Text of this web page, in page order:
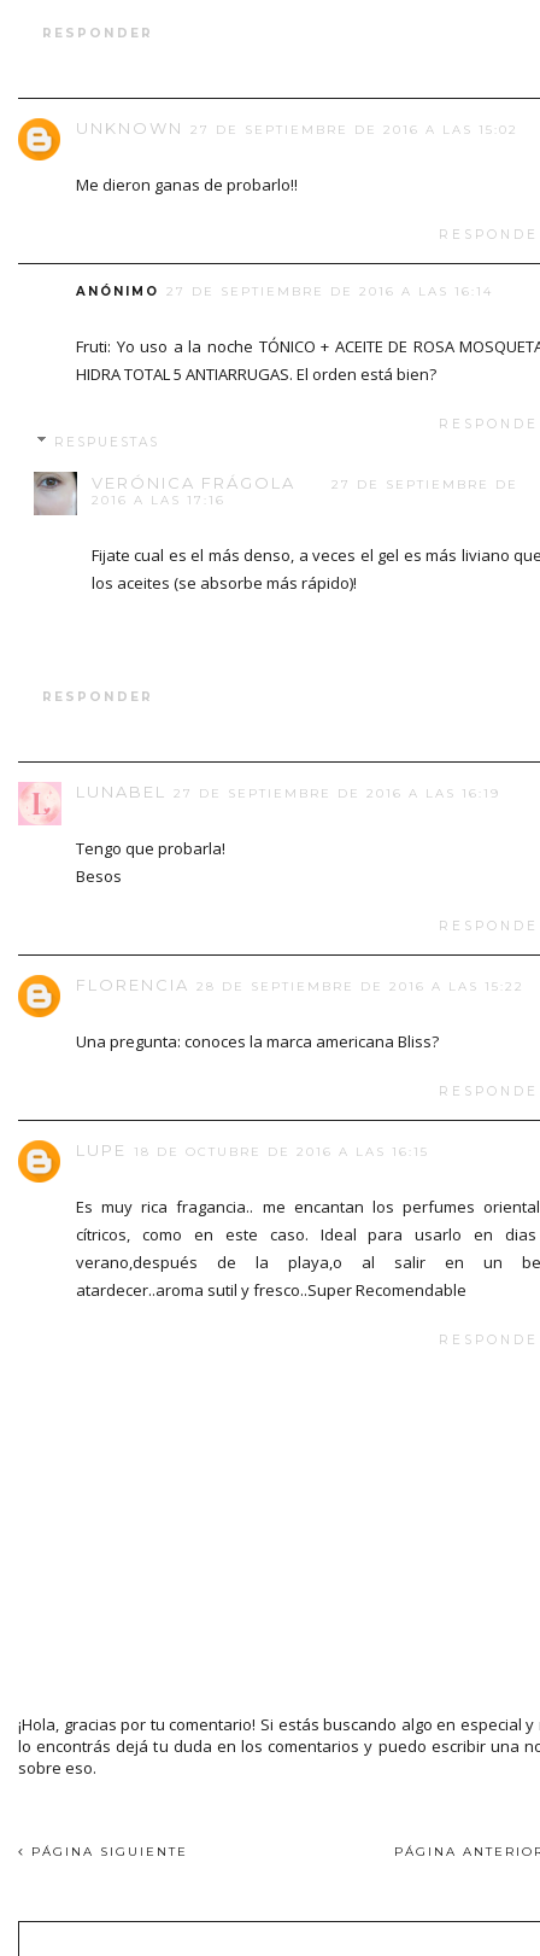
RESPONDER
UNKNOWN 27 DE SEPTIEMBRE DE 2016 A LAS 15:02
Me dieron ganas de probarlo!!
ANÓNIMO 27 DE SEPTIEMBRE DE 2016 A LAS 16:14
Fruti: Yo uso a la noche TÓNICO + ACEITE DE ROSA
HIDRA TOTAL 5 ANTIARRUGAS. El orden está bien?
RESPUESTAS
VERÓNICA FRÁGOLA
27 DE SEPTIEMBRE DE
2016 A LAS 17:16
Fijate cual es el más denso, a veces el gel es más liviano
los aceites (se absorbe más rápido)!
RESPONDER
LUNABEL 27 DE SEPTIEMBRE DE 2016 A LAS 16:19
Tengo que probarla!
Besos
FLORENCIA 28 DE SEPTIEMBRE DE 2016 A LAS 15:22
Una pregunta: conoces la marca americana Bliss?
LUPE 18 DE OCTUBRE DE 2016 A LAS 16:15
Es muy rica fragancia.. me encantan los perfumes
cítricos, como en este caso. Ideal para usarlo en
verano,después de la playa,o al salir en un
atardecer..aroma sutil y fresco..Super Recomendable
¡Hola, gracias por tu comentario! Si estás buscando algo en especial y
lo encontrás dejá tu duda en los comentarios y puedo escribir una
sobre eso.
PÁGINA SIGUIENTE PÁGINA